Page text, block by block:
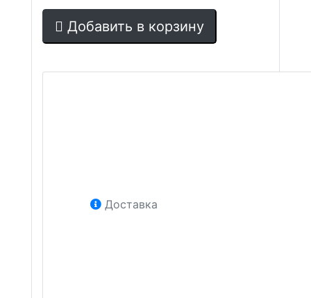
Добавить в корзину
Доставка